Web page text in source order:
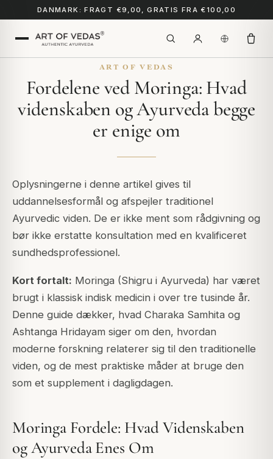
DANMARK: FRAGT €9,00, GRATIS FRA €100,00
ART OF VEDAS
Fordelene ved Moringa: Hvad
videnskaben og Ayurveda begge
er enige om
Oplysningerne i denne artikel gives til
uddannelsesformål og afspejler traditionel
Ayurvedic viden. De er ikke ment som rådgivning og
bør ikke erstatte konsultation med en kvalificeret
sundhedsprofessionel.
Kort fortalt: Moringa (Shigru i Ayurveda) har været
brugt i klassisk indisk medicin i over tre tusinde år.
Denne guide dækker, hvad Charaka Samhita og
Ashtanga Hridayam siger om den, hvordan
moderne forskning relaterer sig til den traditionelle
viden, og de mest praktiske måder at bruge den
som et supplement i dagligdagen.
Moringa Fordele: Hvad Videnskaben
og Ayurveda Enes Om